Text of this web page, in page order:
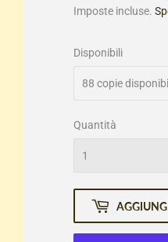
di
Imposte incluse.
Disponibili
Quantità